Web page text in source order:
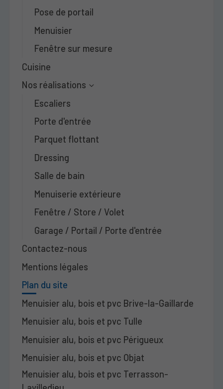
Pose de portail
Menuisier
Fenêtre sur mesure
Cuisine
Nos réalisations
Escaliers
Porte d'entrée
Parquet flottant
Dressing
Salle de bain
Menuiserie extérieure
Fenêtre / Store / Volet
Garage / Portail / Porte d'entrée
Contactez-nous
Mentions légales
Plan du site
Menuisier alu, bois et pvc Brive-la-Gaillarde
Menuisier alu, bois et pvc Tulle
Menuisier alu, bois et pvc Périgueux
Menuisier alu, bois et pvc Objat
Menuisier alu, bois et pvc Terrasson-